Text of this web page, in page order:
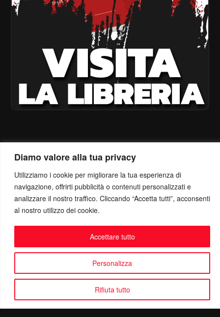
Diamo valore alla tua privacy
Utilizziamo i cookie per migliorare la tua esperienza di
navigazione, offrirti pubblicità o contenuti personalizzati e
analizzare il nostro traffico. Cliccando “Accetta tutti”, acconsenti
al nostro utilizzo dei cookie.
Personalizza
Rifiuta tutto
Accettare tutto